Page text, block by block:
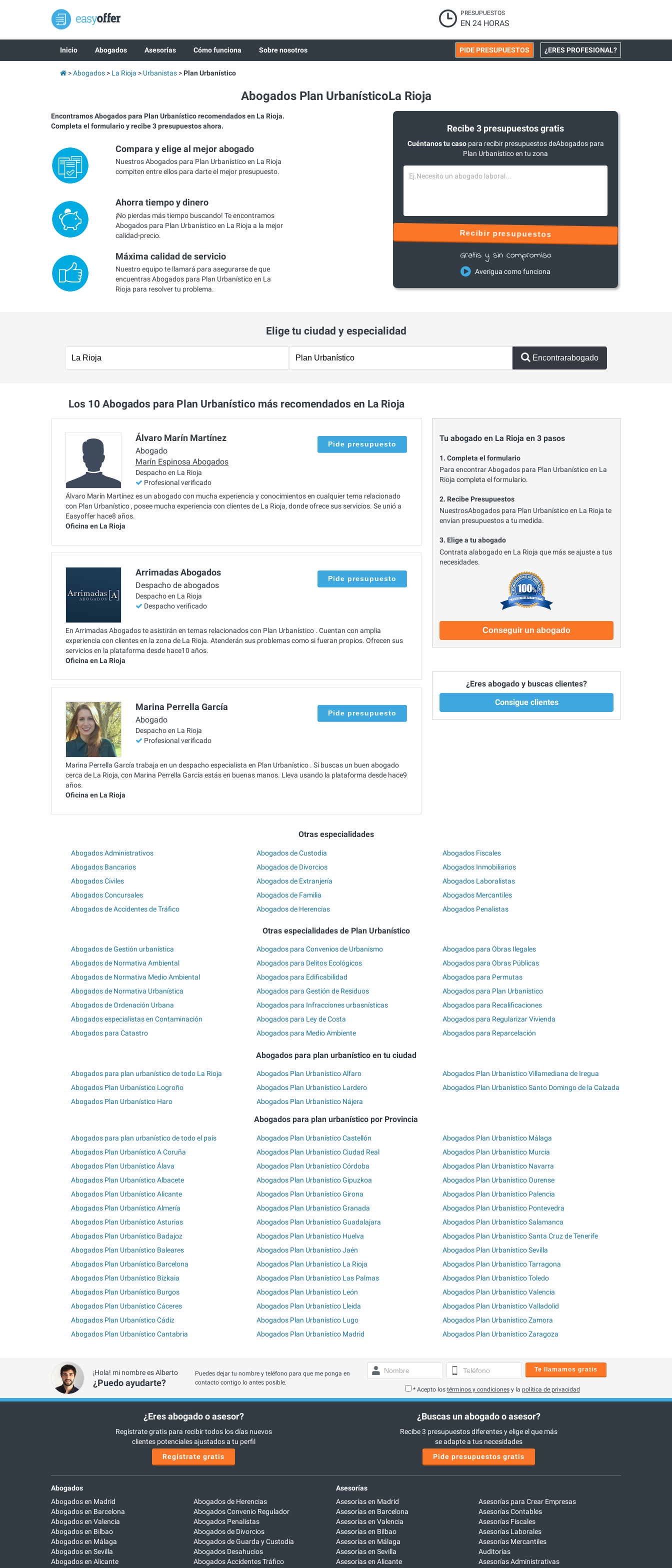
PRESUPUESTOS
EN 24 HORAS
Inicio Abogados Asesorías Cómo funciona Sobre nosotros ¿ERES PROFESIONAL?
PIDE PRESUPUESTOS
Abogados La Rioja Urbanistas Plan Urbanístico
Abogados Plan UrbanísticoLa Rioja
Encontramos Abogados para Plan Urbanístico recomendados en La Rioja.
Completa el formulario y recibe 3 presupuestos ahora.
Compara y elige al mejor abogado
Nuestros Abogados para Plan Urbanístico en La Rioja
compiten entre ellos para darte el mejor presupuesto.
Ahorra tiempo y dinero
¡No pierdas más tiempo buscando! Te encontramos
Abogados para Plan Urbanístico en La Rioja a la mejor
calidad-precio.
Máxima calidad de servicio
Nuestro equipo te llamará para asegurarse de que
encuentras Abogados para Plan Urbanístico en La
Rioja para resolver tu problema.
Recibe 3 presupuestos gratis
Cuéntanos tu casopara recibir presupuestos deAbogados para
Plan Urbanístico en tu zona
Recibir presupuestos
Gratis y sin compromiso
Averigua como funciona
Elige tu ciudad y especialidad
Encontrarabogado
Los 10 Abogados para Plan Urbanístico más recomendados en La Rioja
Álvaro Marín Martínez
Abogado
Marín Espinosa Abogados
Despacho en La Rioja
Profesional verificado
Pide presupuesto
Álvaro Marín Martínez es un abogado con mucha experiencia y conocimientos en cualquier tema relacionado
con Plan Urbanístico , posee mucha experiencia con clientes de La Rioja, donde ofrece sus servicios. Se unió a
Easyoffer hace8 años.
Oficina en La Rioja
Arrimadas Abogados
Despacho de abogados
Despacho en La Rioja
Despacho verificado
Pide presupuesto
En Arrimadas Abogados te asistirán en temas relacionados con Plan Urbanístico . Cuentan con amplia
experiencia con clientes en la zona de La Rioja. Atenderán sus problemas como si fueran propios. Ofrecen sus
servicios en la plataforma desde hace10 años.
Oficina en La Rioja
Marina Perrella García
Abogado
Despacho en La Rioja
Profesional verificado
Pide presupuesto
Marina Perrella García trabaja en un despacho especialista en Plan Urbanístico . Si buscas un buen abogado
cerca de La Rioja, con Marina Perrella García estás en buenas manos. Lleva usando la plataforma desde hace9
años.
Oficina en La Rioja
Tu abogado en La Rioja en 3 pasos
1. Completa el formulario
Para encontrar Abogados para Plan Urbanístico en La
Rioja completa el formulario.
2. Recibe Presupuestos
NuestrosAbogados para Plan Urbanístico en La Rioja te
envían presupuestos a tu medida.
3. Elige a tu abogado
Contrata alabogado en La Rioja que más se ajuste a tus
necesidades.
Conseguir un abogado
¿Eres abogado y buscas clientes?
Consigue clientes
Otras especialidades
Abogados Administrativos
Abogados Bancarios
Abogados Civiles
Abogados Concursales
Abogados de Accidentes de Tráfico
Abogados de Custodia
Abogados de Divorcios
Abogados de Extranjería
Abogados de Familia
Abogados de Herencias
Abogados Fiscales
Abogados Inmobiliarios
Abogados Laboralistas
Abogados Mercantiles
Abogados Penalistas
Otras especialidades de Plan Urbanístico
Abogados de Gestión urbanística
Abogados de Normativa Ambiental
Abogados de Normativa Medio Ambiental
Abogados de Normativa Urbanística
Abogados de Ordenación Urbana
Abogados especialistas en Contaminación
Abogados para Catastro
Abogados para Convenios de Urbanismo
Abogados para Delitos Ecológicos
Abogados para Edificabilidad
Abogados para Gestión de Residuos
Abogados para Infracciones urbasnísticas
Abogados para Ley de Costa
Abogados para Medio Ambiente
Abogados para Obras Ilegales
Abogados para Obras Públicas
Abogados para Permutas
Abogados para Plan Urbanístico
Abogados para Recalificaciones
Abogados para Regularizar Vivienda
Abogados para Reparcelación
Abogados para plan urbanístico en tu ciudad
Abogados para plan urbanístico de todo La Rioja
Abogados Plan Urbanístico Logroño
Abogados Plan Urbanístico Haro
Abogados Plan Urbanístico Alfaro
Abogados Plan Urbanístico Lardero
Abogados Plan Urbanístico Nájera
Abogados Plan Urbanístico Villamediana de Iregua
Abogados Plan Urbanístico Santo Domingo de la Calzada
Abogados para plan urbanístico por Provincia
Abogados para plan urbanístico de todo el país
Abogados Plan Urbanístico A Coruña
Abogados Plan Urbanístico Álava
Abogados Plan Urbanístico Albacete
Abogados Plan Urbanístico Alicante
Abogados Plan Urbanístico Almería
Abogados Plan Urbanístico Asturias
Abogados Plan Urbanístico Badajoz
Abogados Plan Urbanístico Baleares
Abogados Plan Urbanístico Barcelona
Abogados Plan Urbanístico Bizkaia
Abogados Plan Urbanístico Burgos
Abogados Plan Urbanístico Cáceres
Abogados Plan Urbanístico Cádiz
Abogados Plan Urbanístico Cantabria
Abogados Plan Urbanístico Castellón
Abogados Plan Urbanístico Ciudad Real
Abogados Plan Urbanístico Córdoba
Abogados Plan Urbanístico Gipuzkoa
Abogados Plan Urbanístico Girona
Abogados Plan Urbanístico Granada
Abogados Plan Urbanístico Guadalajara
Abogados Plan Urbanístico Huelva
Abogados Plan Urbanístico Jaén
Abogados Plan Urbanístico La Rioja
Abogados Plan Urbanístico Las Palmas
Abogados Plan Urbanístico León
Abogados Plan Urbanístico Lleida
Abogados Plan Urbanístico Lugo
Abogados Plan Urbanístico Madrid
Abogados Plan Urbanístico Málaga
Abogados Plan Urbanístico Murcia
Abogados Plan Urbanístico Navarra
Abogados Plan Urbanístico Ourense
Abogados Plan Urbanístico Palencia
Abogados Plan Urbanístico Pontevedra
Abogados Plan Urbanístico Salamanca
Abogados Plan Urbanístico Santa Cruz de Tenerife
Abogados Plan Urbanístico Sevilla
Abogados Plan Urbanístico Tarragona
Abogados Plan Urbanístico Toledo
Abogados Plan Urbanístico Valencia
Abogados Plan Urbanístico Valladolid
Abogados Plan Urbanístico Zamora
Abogados Plan Urbanístico Zaragoza
¡Hola! mi nombre es Alberto
¿Puedo ayudarte?
Puedes dejar tu nombre y teléfono para que me ponga en
contacto contigo lo antes posible.
Te llamamos gratis
* Acepto los términos y condicionesy la política de privacidad
¿Eres abogado o asesor?
Regístrate gratis para recibir todos los días nuevos
clientes potenciales ajustados a tu perfil
Regístrate gratis
¿Buscas un abogado o asesor?
Recibe 3 presupuestos diferentes y elige el que más
se adapte a tus necesidades
Pide presupuestos gratis
Abogados
Abogados en Madrid
Abogados en Barcelona
Abogados en Valencia
Abogados en Bilbao
Abogados en Málaga
Abogados en Sevilla
Abogados en Alicante
Abogados de Herencias
Abogados Convenio Regulador
Abogados Penalistas
Abogados de Divorcios
Abogados de Guarda y Custodia
Abogados Desahucios
Abogados Accidentes Tráfico
Asesorías
Asesorías en Madrid
Asesorías en Barcelona
Asesorías en Valencia
Asesorías en Bilbao
Asesorías en Málaga
Asesorías en Sevilla
Asesorías en Alicante
Asesorías para Crear Empresas
Asesorías Contables
Asesorías Fiscales
Asesorías Laborales
Asesorías Mercantiles
Auditorías
Asesorías Administrativas